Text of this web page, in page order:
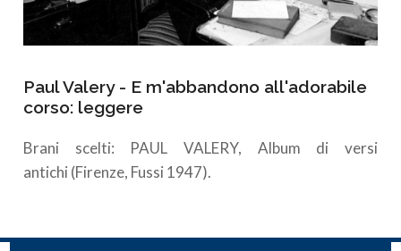
Paul Valery - E m'abbandono all'adorabile
corso: leggere
Brani scelti: PAUL VALERY, Album di versi
antichi (Firenze, Fussi 1947).